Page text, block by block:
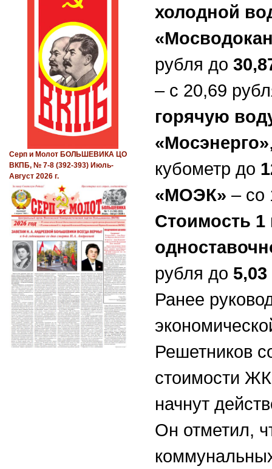
холодной
рубля до
– с 20,69
горячую
«Мосэнерго»
кубометр до
«МОЭК» – со
Стоимость 1
рубля до
Ранее
Решетников
стоимости
начнут
Он отметил,
Серп и Молот БОЛЬШЕВИКА ЦО
ВКПБ, № 7-8 (392-393) Июль-
Август 2026 г.